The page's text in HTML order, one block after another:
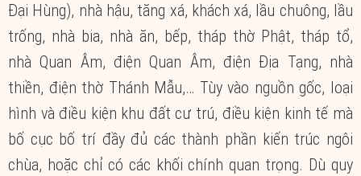
Đại Hùng), nhà hậu, tăng xá, khách xá, lầu chuông, lầu
trống, nhà bia, nhà ăn, bếp, tháp thờ Phật, tháp tổ,
nhà Quan Âm, điện Quan Âm, điện Địa Tạng, nhà
thiền, điện thờ Thánh Mẫu,… Tùy vào nguồn gốc, loại
hình và điều kiện khu đất cư trú, điều kiện kinh tế mà
bố cục bố trí đầy đủ các thành phần kiến trúc ngôi
chùa, hoặc chỉ có các khối chính quan trọng. Dù quy